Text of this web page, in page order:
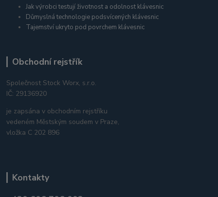
Jak výrobci testují životnost a odolnost klávesnic
Důmyslná technologie podsvícených klávesnic
Tajemství ukryto pod povrchem klávesnic
Obchodní rejstřík
Společnost Stock Worx, s.r.o.
IČ: 29136920
je zapsána v obchodním rejstříku
vedeném Městským soudem v Praze,
vložka C 202 896
Kontakty